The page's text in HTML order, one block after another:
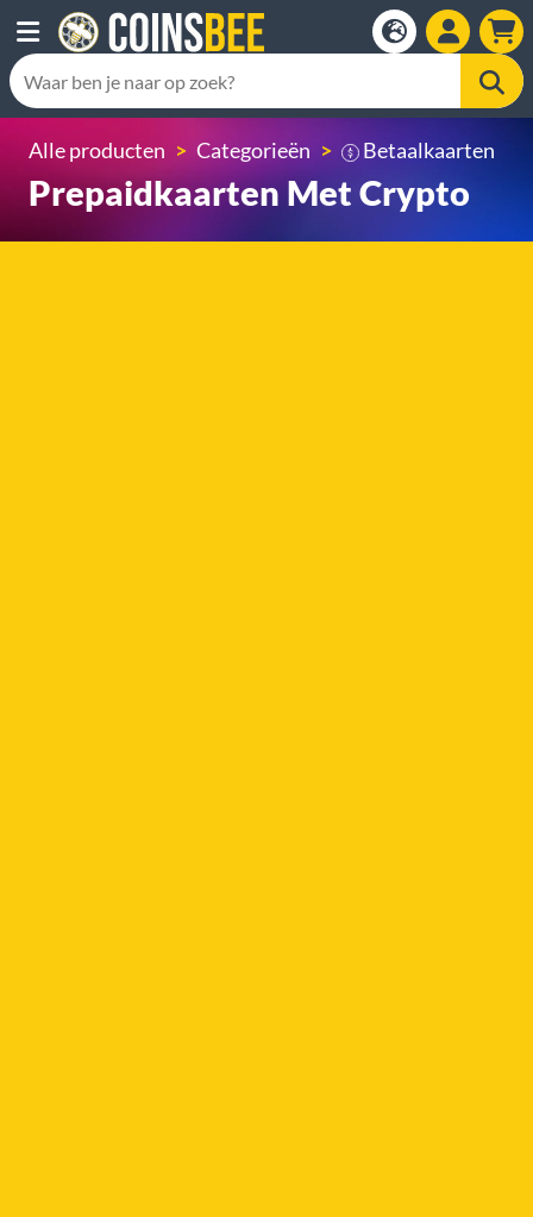
Alle producten Categorieën Betaalkaarten
Prepaidkaarten Met Crypto